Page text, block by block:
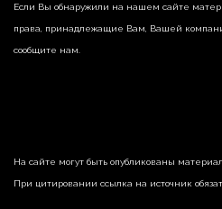
Если Вы обнаружили на нашем сайте
права, принадлежащие Вам, Вашей
сообщите нам.
На сайте могут быть опубликованы
При цитировании ссылка на источник